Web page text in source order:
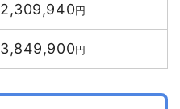
2,309,940円
3,849,900円